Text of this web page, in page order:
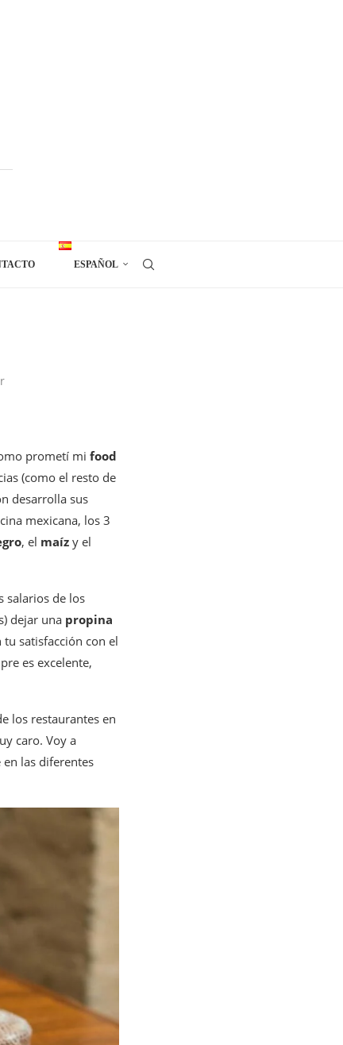
ESPAÑOL
prometí mi food
(como el resto de
desarrolla sus
mexicana, los 3
, el maíz y el
salarios de los
dejar una propina
satisfacción con el
es excelente,
los restaurantes en
caro. Voy a
las diferentes